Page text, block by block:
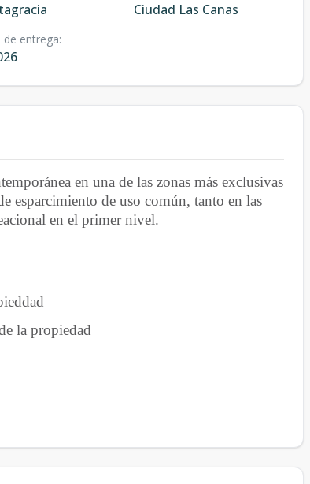
Ciudad Las Canas
de entrega:
en una de las zonas más exclusivas
esparcimiento de uso común, tanto en las
en el primer nivel.
la propiedad